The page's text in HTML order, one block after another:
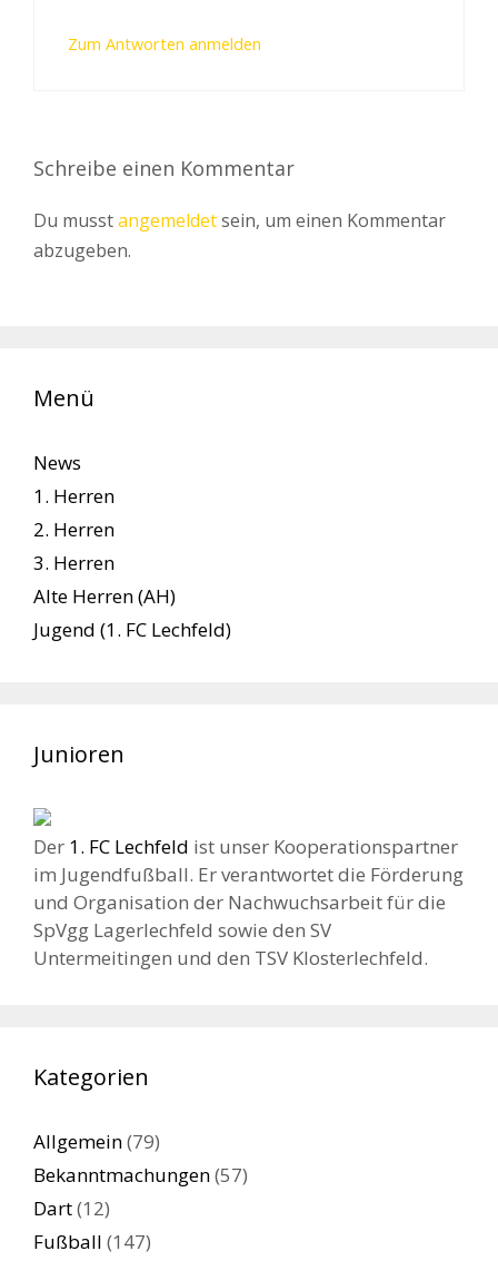
Zum Antworten anmelden
Schreibe einen Kommentar
Du musstangemeldetsein, um einen Kommentar
abzugeben.
Menü
News
1. Herren
2. Herren
3. Herren
Alte Herren (AH)
Jugend (1. FC Lechfeld)
Junioren
Der 1. FC Lechfeld ist unser Kooperationspartner
im Jugendfußball. Er verantwortet die Förderung
und Organisation der Nachwuchsarbeit für die
SpVgg Lagerlechfeld sowie den SV
Untermeitingen und den TSV Klosterlechfeld.
Kategorien
Allgemein(79)
Bekanntmachungen(57)
Dart(12)
Fußball (147)